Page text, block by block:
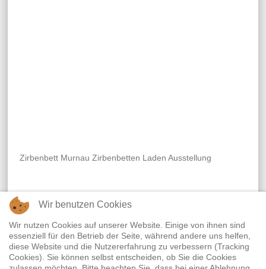
Zirbenbett Murnau Zirbenbetten Laden Ausstellung
Widerrufsrecht | Termine | Empfehlenswerte Links
|
Datenschutz
| Impressum
Wir benutzen Cookies
Wir nutzen Cookies auf unserer Website. Einige von ihnen sind
essenziell für den Betrieb der Seite, während andere uns helfen,
diese Website und die Nutzererfahrung zu verbessern (Tracking
Cookies). Sie können selbst entscheiden, ob Sie die Cookies